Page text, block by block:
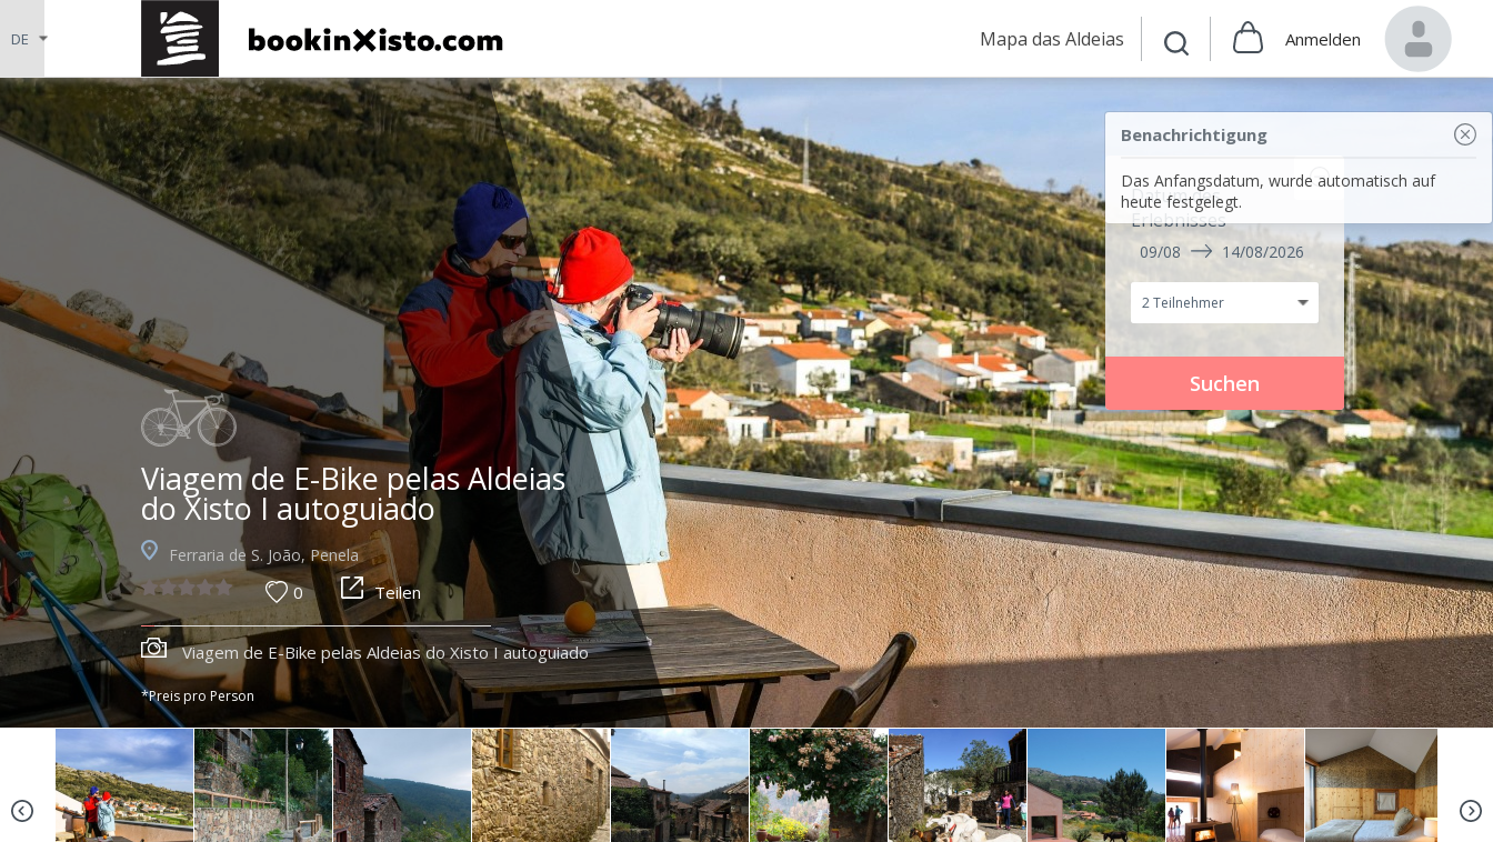
Mapa das Aldeias Anmelden
Benachrichtigung
Das Anfangsdatum, wurde automatisch auf
heute festgelegt.
Datum des
Erlebnisses
09/08 14/08/2026
+8
Viagem de E-Bike pelas Aldeias
do Xisto I autoguiado
Ferraria de S. João, Penela
0 Teilen
Viagem de E-Bike pelas Aldeias do Xisto I autoguiado
*Preis pro Person